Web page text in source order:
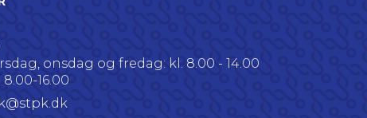
onsdag og fredag: kl. 8.00 - 14.00
16.00